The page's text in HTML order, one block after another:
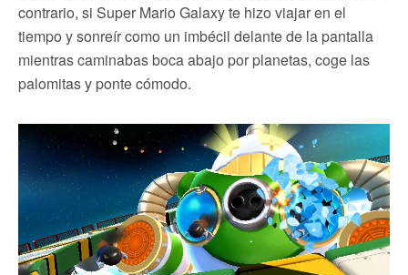
contrario, si Super Mario Galaxy te hizo viajar en el
tiempo y sonreír como un imbécil delante de la pantalla
mientras caminabas boca abajo por planetas, coge las
palomitas y ponte cómodo.